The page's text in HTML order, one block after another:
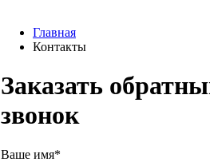
Главная
Контакты
Заказать
звонок
Ваше имя*